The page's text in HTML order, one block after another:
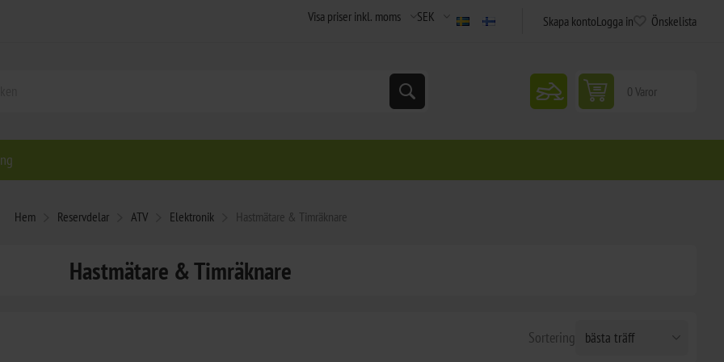
Skapa kontoLogga in Önskelista
snowmobile 0 Varor
Hem Reservdelar ATV Elektronik Hastmätare & Timräknare
Hastmätare & Timräknare
Sortering